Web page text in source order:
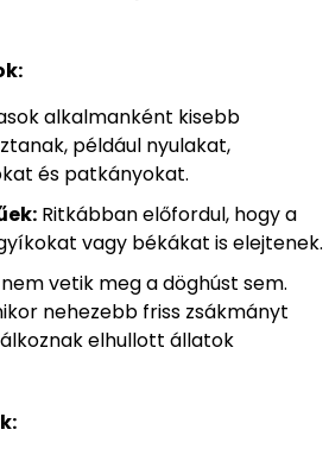
alkalmanként kisebb
például nyulakat,
és patkányokat.
Ritkábban előfordul, hogy a
vagy békákat is elejtenek.
vetik meg a döghúst sem.
nehezebb friss zsákmányt
elhullott állatok